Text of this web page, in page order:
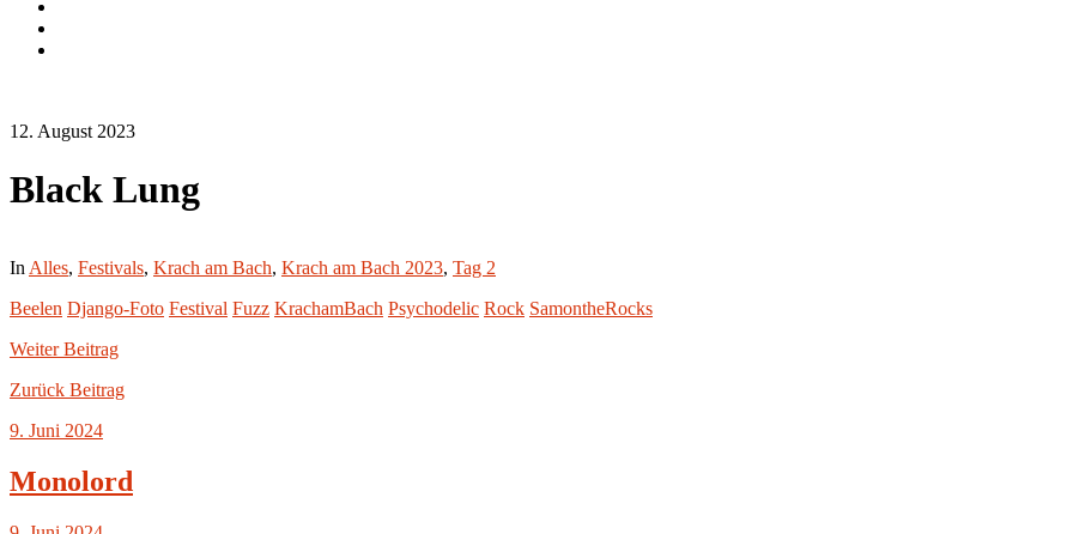
12. August 2023
Black Lung
In Alles, Festivals, Krach am Bach, Krach am Bach 2023, Tag 2
Beelen Django-Foto Festival Fuzz KrachamBach Psychodelic Rock SamontheRocks
WeiterBeitrag
Zurück Beitrag
9. Juni 2024
Monolord